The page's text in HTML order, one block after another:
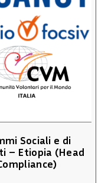
Sociali e di
– Etiopia (Head